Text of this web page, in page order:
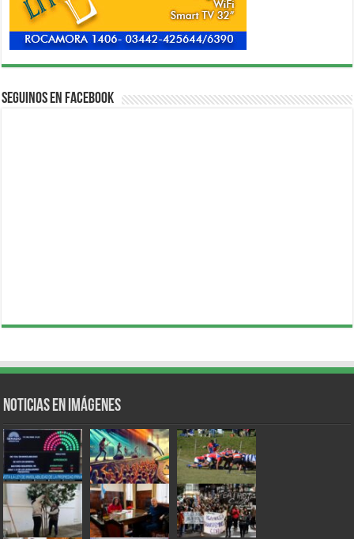
Seguinos en Facebook
Noticias en Imágenes